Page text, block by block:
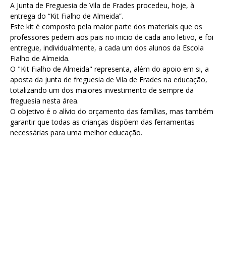
A Junta de Freguesia de Vila de Frades procedeu, hoje, à
entrega do “Kit Fialho de Almeida”.
Este kit é composto pela maior parte dos materiais que os
professores pedem aos pais no inicio de cada ano letivo, e foi
entregue, individualmente, a cada um dos alunos da Escola
Fialho de Almeida.
O "Kit Fialho de Almeida" representa, além do apoio em si, a
aposta da junta de freguesia de Vila de Frades na educação,
totalizando um dos maiores investimento de sempre da
freguesia nesta área.
O objetivo é o alívio do orçamento das famílias, mas também
garantir que todas as crianças dispõem das ferramentas
necessárias para uma melhor educação.